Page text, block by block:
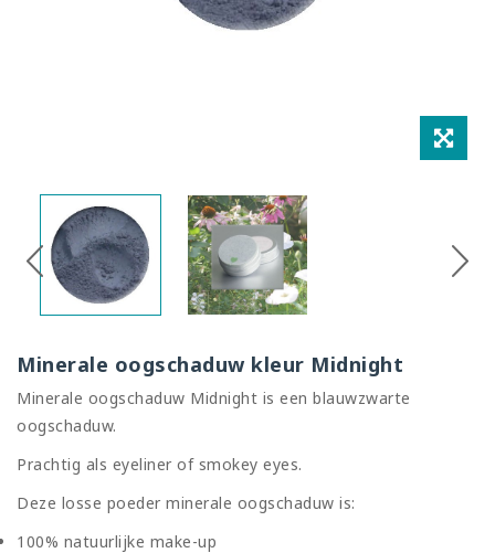
Minerale oogschaduw kleur Midnight
Minerale oogschaduw Midnight is een blauwzwarte
oogschaduw.
Prachtig als eyeliner of smokey eyes.
Deze losse poeder minerale oogschaduw is:
100% natuurlijke make-up